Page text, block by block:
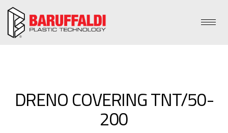
DRENO COVERING TNT/50-
200